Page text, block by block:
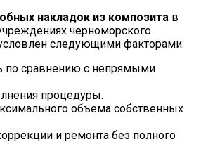
накладок из композита в
черноморского
следующими факторами:
по сравнению с непрямыми
процедуры.
объема собственных
и ремонта без полного